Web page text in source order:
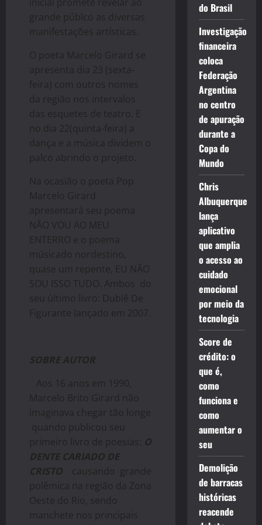
grande públco as diversas
manifestações artísticas.
O poeta Marcelo Girard se
apresenta dia 23 (sexta-
feira) com outros nomes
da região nos intervalos
das esquetes de teatro. E
no dia 22(quinta-feira) a
dança e a música dividem o
palco abrindo o projeto.
Na ocasião o poeta Pop
Marcelo Girard
apresentará seu poema
NÃO VOU AO MEU
ENTERRO e o poema
músicado nordestino,
quase um repente, EU NÃO
SOU ISSO TUDO. Ambos do
seu último livro: Dublê De
Figurante lançado em 2007.
SOBRE AUTOR
Aos 16 anos em 1990,
Marcelo Brito Girard não
imaginava chegar tão longe
quando publicou seu
primeiro livro de poesias:
O
DENTE CARIADO DE
CRISTO
causando grande
polêmica na região da Zona
Oeste do Rio, sendo
manchete nos principais
do Brasil
Investigação
financeira
coloca
Federação
Argentina
no centro
de apuração
durante a
Copa do
Mundo
Chris
Albuquerque
lança
aplicativo
que amplia
o acesso ao
cuidado
emocional
por meio da
tecnologia
Score de
crédito: o
que é,
como
funciona e
como
aumentar o
seu
Demolição
de barracas
históricas
reacende